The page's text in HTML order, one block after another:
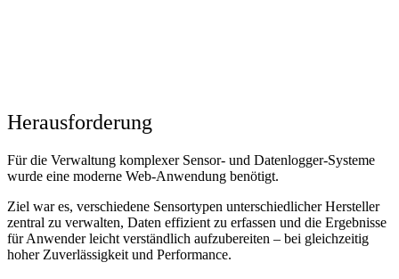
Herausforderung
Für die Verwaltung komplexer Sensor- und Datenlogger-Systeme
wurde eine moderne Web-Anwendung benötigt.
Ziel war es, verschiedene Sensortypen unterschiedlicher Hersteller
zentral zu verwalten, Daten effizient zu erfassen und die Ergebnisse
für Anwender leicht verständlich aufzubereiten – bei gleichzeitig
hoher Zuverlässigkeit und Performance.